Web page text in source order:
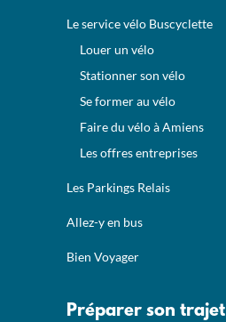
Le service vélo Buscyclette
Louer un vélo
Stationner son vélo
Se former au vélo
Faire du vélo à Amiens
Les offres entreprises
Les Parkings Relais
Allez-y en bus
Bien Voyager
Préparer son trajet